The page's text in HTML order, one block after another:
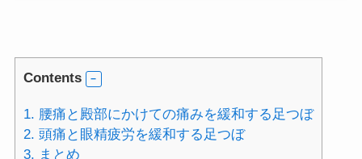
Contents
1. 腰痛と殿部にかけての痛みを緩和する足つぼ
2. 頭痛と眼精疲労を緩和する足つぼ
3. まとめ